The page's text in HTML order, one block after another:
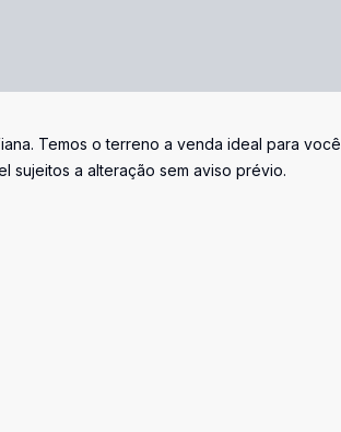
Temos o terreno a venda ideal para você,
sujeitos a alteração sem aviso prévio.